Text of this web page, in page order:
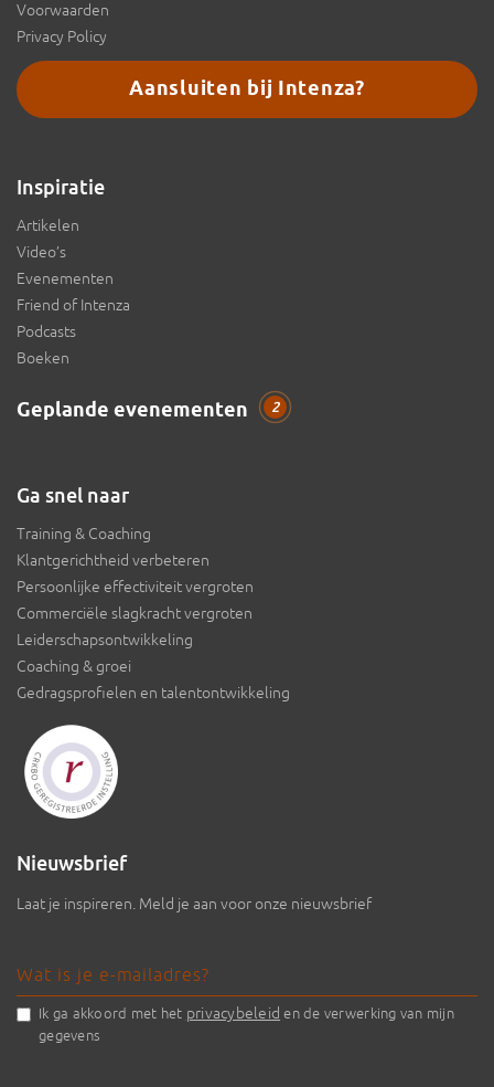
Voorwaarden
Privacy Policy
Aansluiten bij Intenza?
Inspiratie
Artikelen
Video’s
Evenementen
Friend of Intenza
Podcasts
Boeken
Geplande evenementen 2
Ga snel naar
Training & Coaching
Klantgerichtheid verbeteren
Persoonlijke effectiviteit vergroten
Commerciële slagkracht vergroten
Leiderschapsontwikkeling
Coaching & groei
Gedragsprofielen en talentontwikkeling
Nieuwsbrief
Laat je inspireren. Meld je aan voor onze nieuwsbrief
Ik ga akkoord met het privacybeleid en de verwerking van mijn
gegevens